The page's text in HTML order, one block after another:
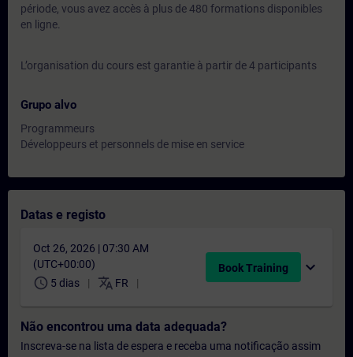
période, vous avez accès à plus de 480 formations disponibles
en ligne.
L’organisation du cours est garantie à partir de 4 participants
Grupo alvo
Programmeurs
Développeurs et personnels de mise en service
Datas e registo
Oct 26, 2026 | 07:30 AM
(UTC+00:00)
schedule 5 dias translate FR
Book Training expand_more
Não encontrou uma data adequada?
Inscreva-se na lista de espera e receba uma notificação assim